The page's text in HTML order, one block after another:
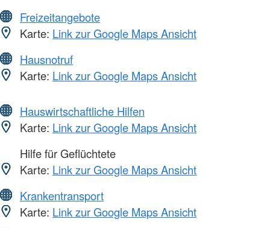
Freizeitangebote
Karte: Link zur Google Maps Ansicht
Hausnotruf
Karte: Link zur Google Maps Ansicht
Hauswirtschaftliche Hilfen
Karte: Link zur Google Maps Ansicht
Hilfe für Geflüchtete
Karte: Link zur Google Maps Ansicht
Krankentransport
Karte: Link zur Google Maps Ansicht